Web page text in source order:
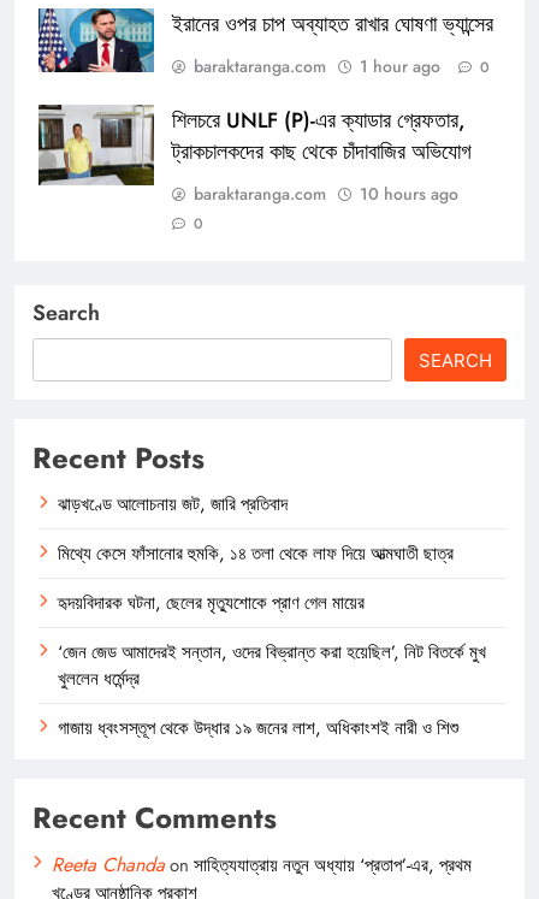
ইরানের ওপর চাপ অব্যাহত রাখার ঘোষণা ভ্যান্সের
baraktaranga.com 1 hour ago 0
শিলচরে UNLF (P)-এর ক্যাডার গ্রেফতার,
ট্রাকচালকদের কাছ থেকে চাঁদাবাজির অভিযোগ
baraktaranga.com 10 hours ago
0
Search
SEARCH
Recent Posts
ঝাড়খণ্ডে আলোচনায় জট, জারি প্রতিবাদ
মিথ্যে কেসে ফাঁসানোর হুমকি, ১৪ তলা থেকে লাফ দিয়ে আত্মঘাতী ছাত্র
হৃদয়বিদারক ঘটনা, ছেলের মৃত্যুশোকে প্রাণ গেল মায়ের
‘জেন জেড আমাদেরই সন্তান, ওদের বিভ্রান্ত করা হয়েছিল’, নিট বিতর্কে মুখ
খুললেন ধর্মেন্দ্র
গাজায় ধ্বংসস্তূপ থেকে উদ্ধার ১৯ জনের লাশ, অধিকাংশই নারী ও শিশু
Recent Comments
Reeta Chandaon সাহিত্যযাত্রায় নতুন অধ্যায় ‘প্রতাপ’-এর, প্রথম
খণ্ডের আনুষ্ঠানিক প্রকাশ